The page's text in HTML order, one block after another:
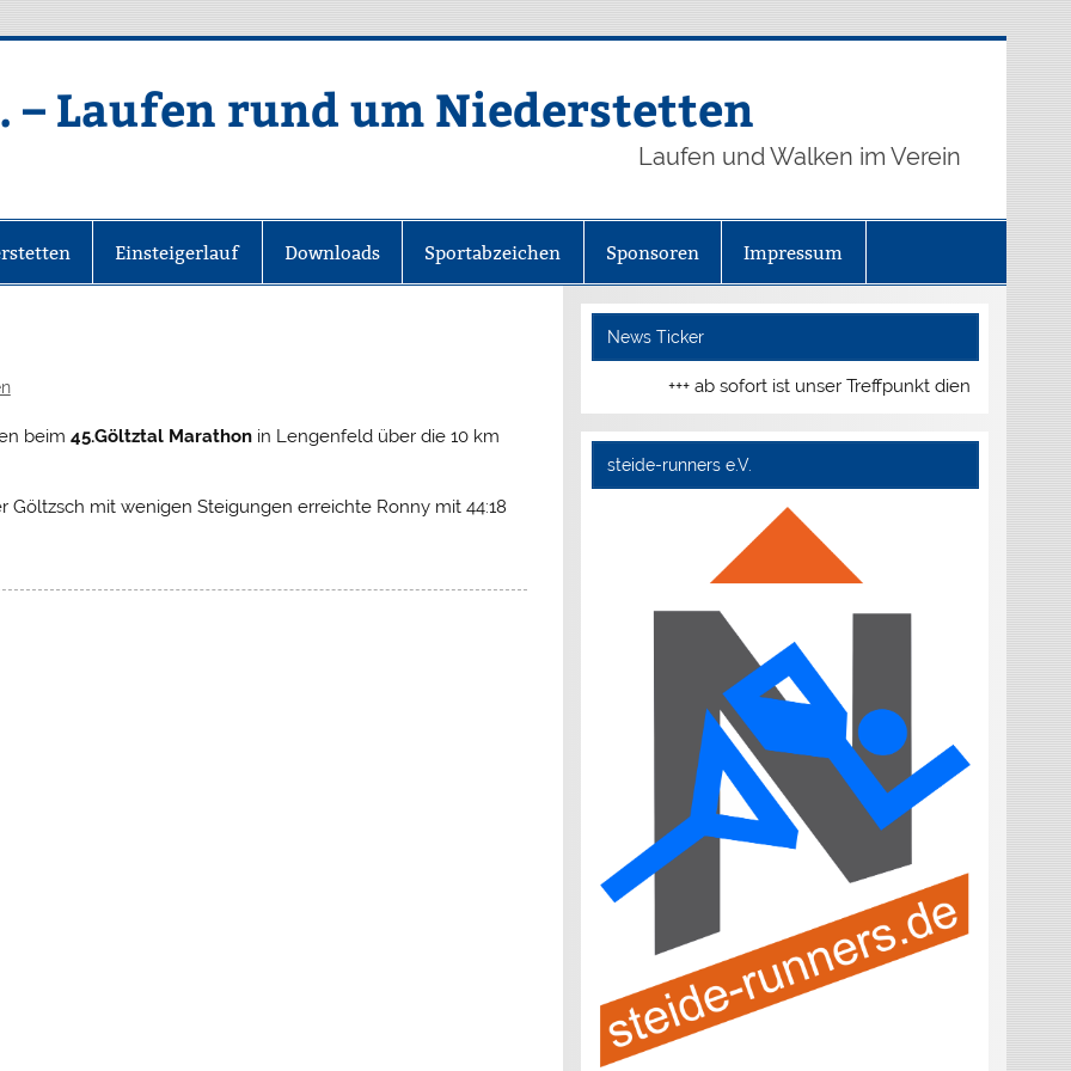
– Laufen rund um Niederstetten
Laufen und Walken im Verein
Einsteigerlauf Downloads Sportabzeichen Sponsoren Impressum
beim45.Göltztal Marathon in Lengenfeld über die 10 km
mit wenigen Steigungen erreichte Ronny mit 44:18
News Ticker
+++ ab sofort ist unser Treffpunkt dienstags und
steide-runners e.V.